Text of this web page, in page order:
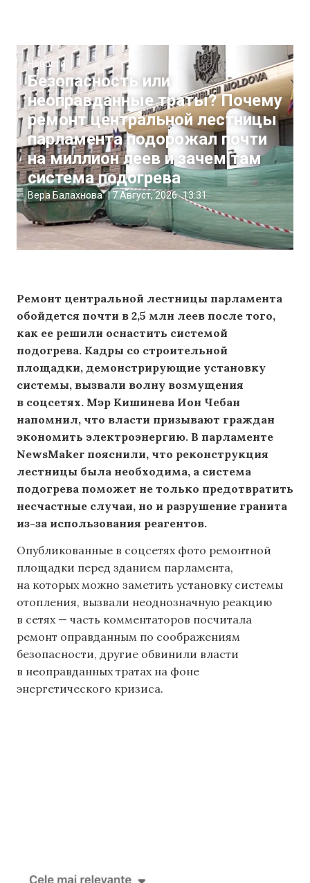
Новости
Безопасность или
неоправданные траты? Почему
ремонт центральной лестницы
парламента подорожал почти
на миллион леев и зачем там
система подогрева
Вера Балахнова |7 Август, 2026 13:31
Ремонт центральной лестницы парламента
обойдется почти в 2,5 млн леев после того,
как ее решили оснастить системой
подогрева. Кадры со строительной
площадки, демонстрирующие установку
системы, вызвали волну возмущения
в соцсетях. Мэр Кишинева Ион Чебан
напомнил, что власти призывают граждан
экономить электроэнергию. В парламенте
NewsMaker пояснили, что реконструкция
лестницы была необходима, а система
подогрева поможет не только предотвратить
несчастные случаи, но и разрушение гранита
из-за использования реагентов.
Опубликованные в соцсетях фото ремонтной
площадки перед зданием парламента,
на которых можно заметить установку системы
отопления, вызвали неоднозначную реакцию
в сетях — часть комментаторов посчитала
ремонт оправданным по соображениям
безопасности, другие обвинили власти
в неоправданных тратах на фоне
энергетического кризиса.